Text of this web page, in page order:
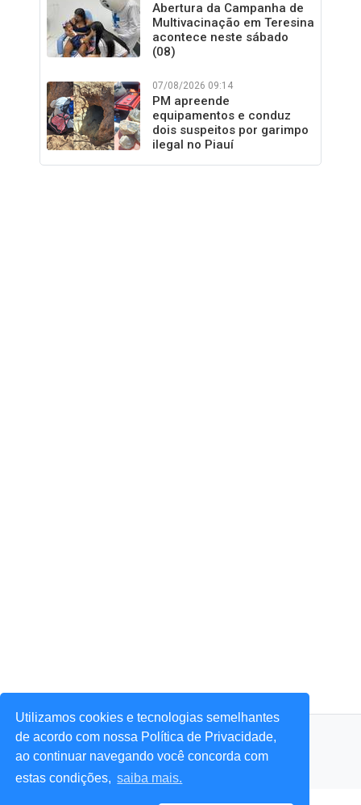
Utilizamos cookies e tecnologias semelhantes
de acordo com nossa Política de Privacidade,
ao continuar navegando você concorda com
estas condições, saiba mais.
Abertura da Campanha de
Multivacinação em Teresina
acontece neste sábado
(08)
07/08/2026 09:14
PM apreende
equipamentos e conduz
dois suspeitos por garimpo
ilegal no Piauí
© 2026 Portal Agora Sim! — Todos os direitos reservados.